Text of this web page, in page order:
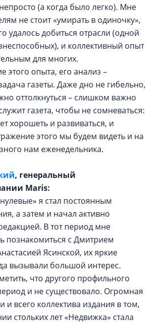
(а когда было легко). Мне
не стоит «умирать в одиночку»,
удалось добиться отрасли (одной
и коллективный опыт
для многих.
этого опыта, его анализ –
газеты. Даже дно не гибельно,
оттолкнуться – слишком важно
газета, чтобы не сомневаться:
хорошеть и развиваться, и
этого мы будем видеть и на
нам еженедельника.
, генеральный
Maris:
я стал постоянным
а затем и начал активно
В тот период мне
познакомиться с Дмитрием
Ясинской, их яркие
вызывали большой интерес.
что другого профильного
и не существовало. Огромная
и всего коллектива издания в том,
стольких лет «Недвижка» стала